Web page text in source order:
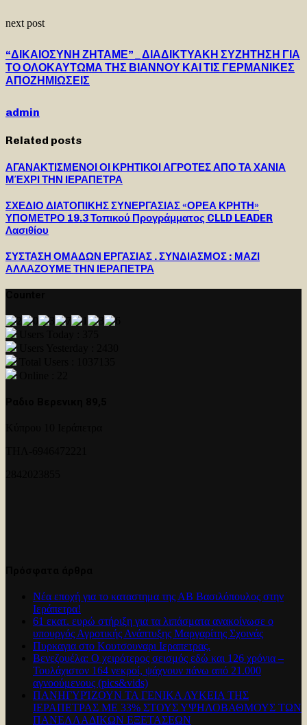
next post
“ΔΙΚΑΙΟΣΥΝΗ ΖΗΤΑΜΕ”_ΔΙΑΔΙΚΤΥΑΚΗ ΣΥΖΗΤΗΣΗ ΓΙΑ
ΤΟ ΟΛΟΚΑΥΤΩΜΑ ΤΗΣ ΒΙΑΝΝΟΥ ΚΑΙ ΤΙΣ ΓΕΡΜΑΝΙΚΕΣ
ΑΠΟΖΗΜΙΩΣΕΙΣ
admin
Related posts
ΑΓΑΝΑΚΤΙΣΜΕΝΟΙ ΟΙ ΚΡΗΤΙΚΟΙ ΑΓΡΟΤΕΣ ΑΠΟ ΤΑ ΧΑΝΙΑ
ΜΈΧΡΙ ΤΗΝ ΙΕΡΑΠΕΤΡΑ
ΣΧΕΔΙΟ ΔΙΑΤΟΠΙΚΗΣ ΣΥΝΕΡΓΑΣΙΑΣ «ΟΡΕΑ ΚΡΗΤΗ»
ΥΠΟΜΕΤΡΟ 19.3 Τοπικού Προγράμματος CLLD LEADER
Λασιθίου
ΣΥΣΤΑΣΗ ΟΜΑΔΩΝ ΕΡΓΑΣΙΑΣ . ΣΥΝΔΙΑΣΜΟΣ : ΜΑΖΙ
ΑΛΛΑΖΟΥΜΕ ΤΗΝ ΙΕΡΑΠΕΤΡΑ
Νέα εποχή για το καταστημα της ΑΒ Βασιλόπουλος στην
Ιεράπετρα!
61 εκατ. ευρώ στήριξη για τα λιπάσματα ανακοίνωσε ο
υπουργός Αγροτικής Ανάπτυξης Μαργαρίτης Σχοινάς
Πυρκαγια στο Κουτσουναρι Ιεραπετρας.
Βενεζουέλα: Ο χειρότερος σεισμός εδώ και 126 χρόνια –
Τουλάχιστον 164 νεκροί, ψάχνουν πάνω από 21.000
αγνοούμενους (pics&vids)
ΠΑΝΗΓΥΡΊΖΟΥΝ ΤΑ ΓΕΝΙΚΑ ΛΥΚΕΙΑ ΤΗΣ
ΙΕΡΑΠΕΤΡΑΣ ΜΕ 33% ΣΤΟΥΣ ΥΨΗΛΟΒΑΘΜΟΥΣ ΤΩΝ
ΠΑΝΕΛΛΑΔΙΚΩΝ ΕΞΕΤΑΣΕΩΝ